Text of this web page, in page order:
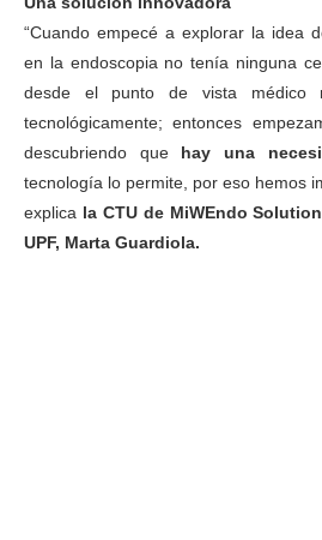
“Cuando empecé a explorar la idea
en la endoscopia no tenía ninguna
desde el punto de vista
tecnológicamente; entonces
descubriendo que hay una
tecnología lo permite, por eso hemos
explica la CTU de MiWEndo
UPF, Marta Guardiola.